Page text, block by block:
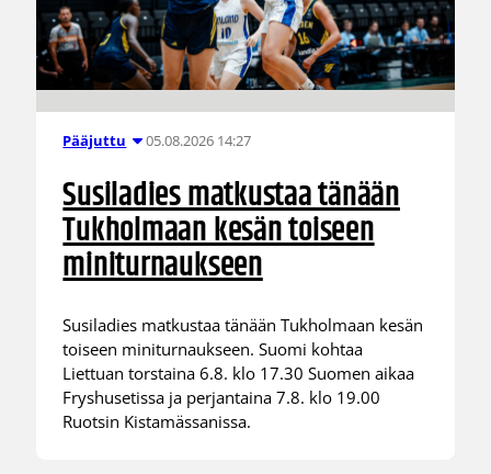
Pääjuttu 05.08.2026 14:27
Susiladies matkustaa tänään
Tukholmaan kesän toiseen
miniturnaukseen
Susiladies matkustaa tänään Tukholmaan kesän
toiseen miniturnaukseen. Suomi kohtaa
Liettuan torstaina 6.8. klo 17.30 Suomen aikaa
Fryshusetissa ja perjantaina 7.8. klo 19.00
Ruotsin Kistamässanissa.